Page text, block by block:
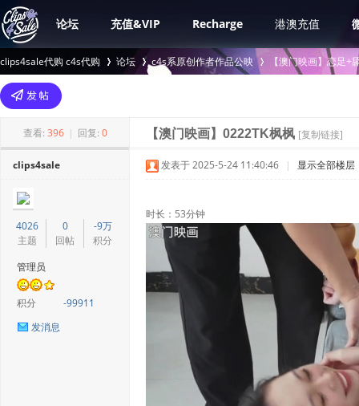
论坛 充值&VIP Recharge 港澳充值
clips4sale代购 c4s代购
>
论坛 c4s系原创作者作品公映
›
【澳门映画】恋足+
查看: 396 | 回复: 0 【澳门映画】0222TK枫枫 [复制链接]
clips4sale
4026
主题
0
回帖
-9万
积分
管理员
积分
-99911
发消息
发表于 2025-5-24 11:40:46 | 显示全部楼层
时长：53分钟